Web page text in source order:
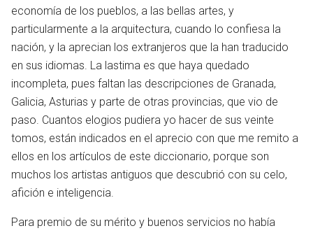
economía de los pueblos, a las bellas artes, y
particularmente a la arquitectura, cuando lo confiesa la
nación, y la aprecian los extranjeros que la han traducido
en sus idiomas. La lastima es que haya quedado
incompleta, pues faltan las descripciones de Granada,
Galicia, Asturias y parte de otras provincias, que vio de
paso. Cuantos elogios pudiera yo hacer de sus veinte
tomos, están indicados en el aprecio con que me remito a
ellos en los artículos de este diccionario, porque son
muchos los artistas antiguos que descubrió con su celo,
afición e inteligencia.
Para premio de su mérito y buenos servicios no había